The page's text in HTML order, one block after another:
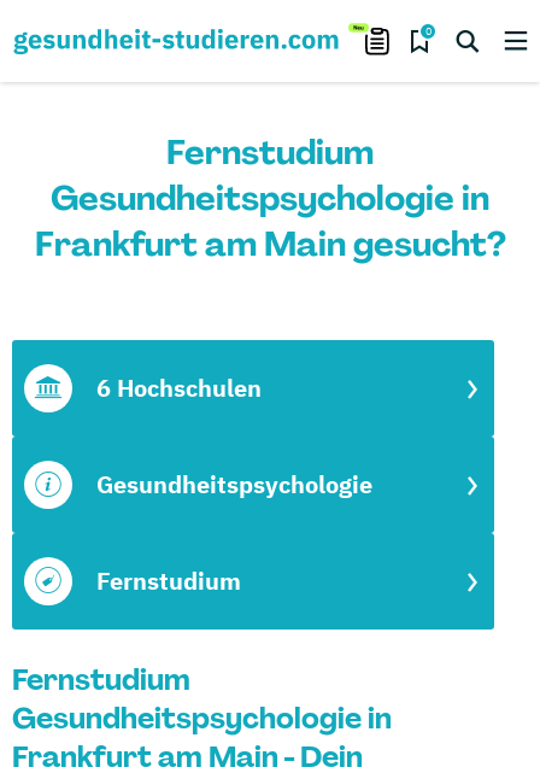
0
Fernstudium
Gesundheitspsychologie in
Frankfurt am Main gesucht?
Fernstudium
Gesundheitspsychologie
6 Hochschulen
Fernstudium
Gesundheitspsychologie in
Frankfurt am Main - Dein